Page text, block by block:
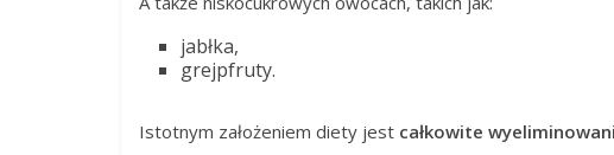
jabłka,
grejpfruty.
Istotnym założeniem diety jest całkowite